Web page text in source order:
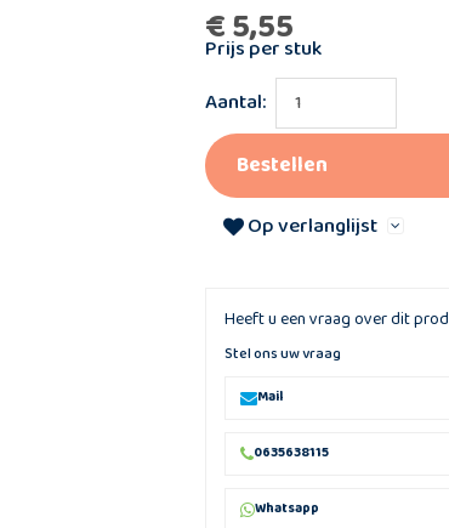
€ 5,55
Prijs per stuk
Aantal:
Bestellen
Op verlanglijst
Heeft u een vraag over dit
Stel ons uw vraag
Mail
0635638115
Whatsapp